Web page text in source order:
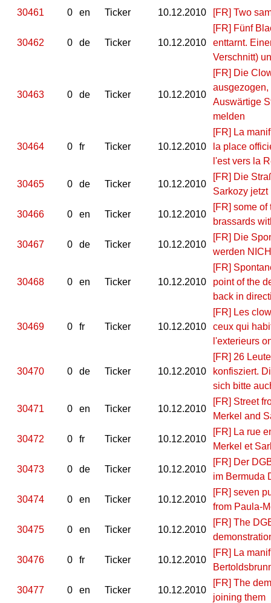
30461
0 en Ticker 10.12.2010 [FR] Two
30462 0 de Ticker 10.12.2010
[FR] Fünf
enttarnt.
Verschnitt)
30463 0 de Ticker 10.12.2010
[FR] Die
Auswärtige
melden
30464 0 fr Ticker 10.12.2010
[FR] La
la place
l'est vers la
30465 0 de Ticker 10.12.2010
[FR] Die
Sarkozy jetzt
30466 0 en Ticker 10.12.2010
[FR] some
brassards
30467 0 de Ticker 10.12.2010
[FR] Die
werden
30468 0 en Ticker 10.12.2010
[FR]
point of the
back in
30469 0 fr Ticker 10.12.2010
[FR] Les
ceux qui
l'exterieurs
30470 0 de Ticker 10.12.2010
[FR] 26
konfisziert.
sich bitte
30471 0 en Ticker 10.12.2010
[FR] Street
Merkel and
30472 0 fr Ticker 10.12.2010
[FR] La rue
Merkel et
30473 0 de Ticker 10.12.2010
[FR] Der
im Bermuda
30474 0 en Ticker 10.12.2010
[FR] seven
from Paula-
30475 0 en Ticker 10.12.2010
[FR] The
30476 0 fr Ticker 10.12.2010
[FR] La
30477 0 en Ticker 10.12.2010
[FR] The
joining them